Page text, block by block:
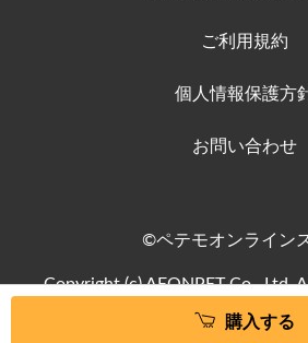
ご利用規約
個人情報保護方
お問い合わせ
©ペテモオンライン
Copyright (c) AEONPET Co., Ltd.
購入する